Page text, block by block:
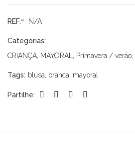
MAYORAL
REF.ª N/A
Categorias:
CRIANÇA, MAYORAL , Primavera / verão,
Tags: blusa, branca, mayoral
Partilhe: